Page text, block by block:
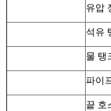
유압
석유
물 탱
파이
끝 호